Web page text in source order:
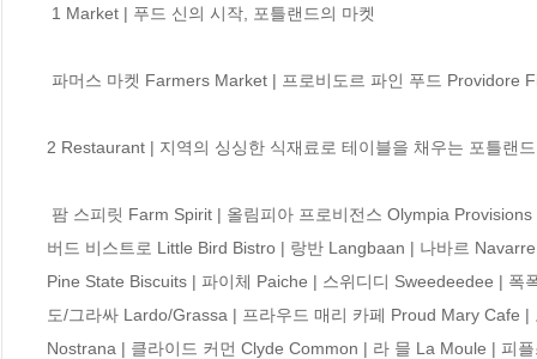
2 Restaurant | 지역의 싱싱한 식재료로 테이블을 채우는 포틀랜
버드 비스트로 Little Bird Bistro | 랑반 Langbaan | 나바르
Pine State Biscuits | 파이체 Paiche | 스위디디 Sweedeedee |
도/그라싸 Lardo/Grassa | 프라우드 매리 카페 Proud Mary Cafe
Nostrana | 클라이드 커먼 Clyde Common | 라 믈 La Moule | 피